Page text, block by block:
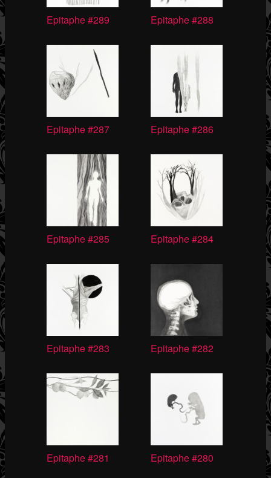
Epitaphe #289 Epitaphe #288
Epitaphe #287 Epitaphe #286
Epitaphe #285 Epitaphe #284
Epitaphe #283 Epitaphe #282
Epitaphe #281 Epitaphe #280